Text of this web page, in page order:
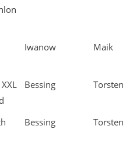
Iwanow Maik
Bessing Torsten
Bessing Torsten